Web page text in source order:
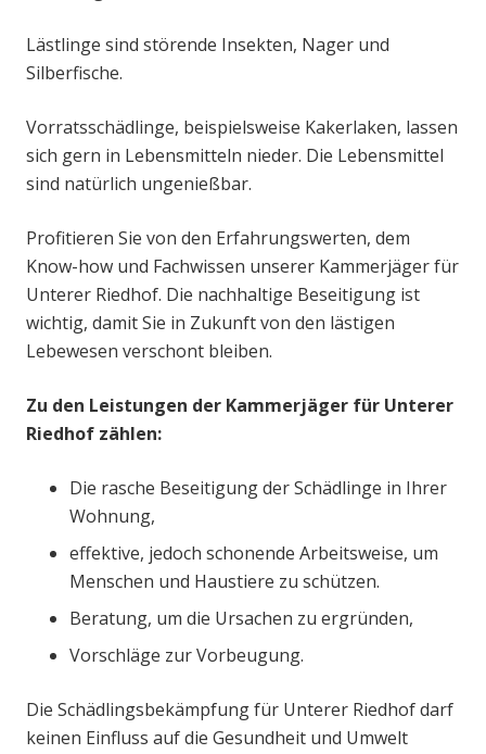
Lästlinge sind störende Insekten, Nager und
Silberfische.
Vorratsschädlinge, beispielsweise Kakerlaken, lassen
sich gern in Lebensmitteln nieder. Die Lebensmittel
sind natürlich ungenießbar.
Profitieren Sie von den Erfahrungswerten, dem
Know-how und Fachwissen unserer Kammerjäger für
Unterer Riedhof. Die nachhaltige Beseitigung ist
wichtig, damit Sie in Zukunft von den lästigen
Lebewesen verschont bleiben.
Zu den Leistungen der Kammerjäger für Unterer
Riedhof zählen:
Die rasche Beseitigung der Schädlinge in Ihrer
Wohnung,
effektive, jedoch schonende Arbeitsweise, um
Menschen und Haustiere zu schützen.
Beratung, um die Ursachen zu ergründen,
Vorschläge zur Vorbeugung.
Die Schädlingsbekämpfung für Unterer Riedhof darf
keinen Einfluss auf die Gesundheit und Umwelt